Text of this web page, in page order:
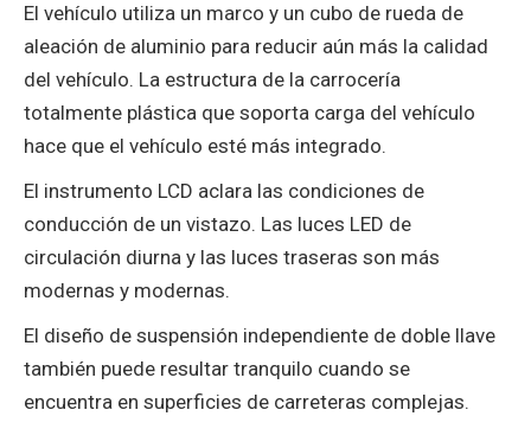
El vehículo utiliza un marco y un cubo de rueda de
aleación de aluminio para reducir aún más la calidad
del vehículo. La estructura de la carrocería
totalmente plástica que soporta carga del vehículo
hace que el vehículo esté más integrado.
El instrumento LCD aclara las condiciones de
conducción de un vistazo. Las luces LED de
circulación diurna y las luces traseras son más
modernas y modernas.
El diseño de suspensión independiente de doble llave
también puede resultar tranquilo cuando se
encuentra en superficies de carreteras complejas.